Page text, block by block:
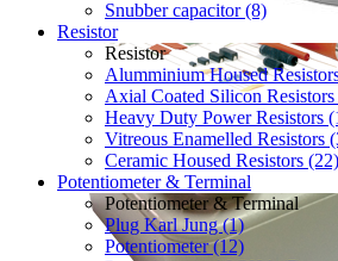
Snubber capacitor (8)
Resistor
Resistor
Alumminium Housed
Axial Coated Silicon
Heavy Duty Power Resistors
Vitreous Enamelled Resistors
Ceramic Housed Resistors (22)
Potentiometer & Terminal
Potentiometer & Terminal
Plug Karl Jung (1)
Potentiometer (12)